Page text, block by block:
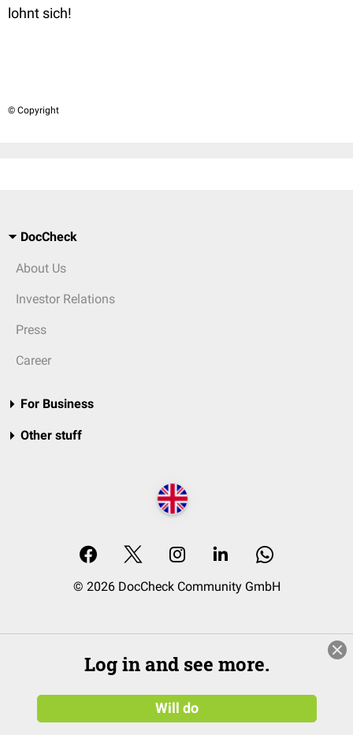
lohnt sich!
© Copyright
DocCheck
About Us
Investor Relations
Press
Career
For Business
Other stuff
© 2026 DocCheck Community GmbH
Log in and see more.
Will do